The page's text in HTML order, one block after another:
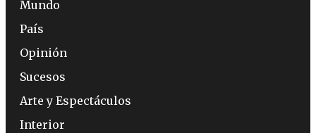
Mundo
País
Opinión
Sucesos
Arte y Espectáculos
Interior